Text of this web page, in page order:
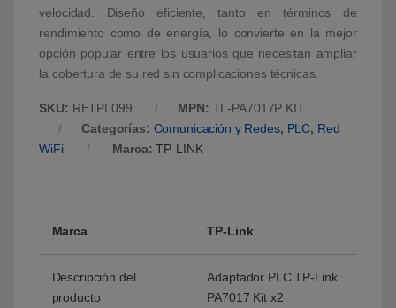
velocidad. Diseño eficiente, tanto en términos de
rendimiento como de energía, lo convierte en la mejor
opción popular entre los usuarios que necesitan ampliar
la cobertura de su red sin complicaciones técnicas.
SKU: RETPL099 MPN: TL-PA7017P KIT
Categorías: Comunicación y Redes, PLC, Red
WiFi
Marca:TP-LINK
Marca TP-Link
Descripción del
producto
Adaptador PLC TP-Link
PA7017 Kit x2